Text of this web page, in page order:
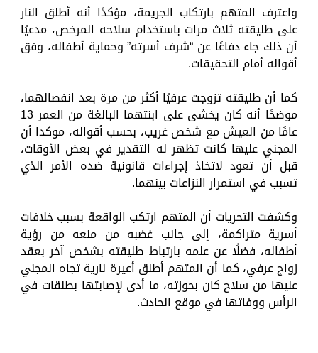
واعترف المتهم بارتكاب الجريمة، مؤكدًا أنه أطلق النار
على طليقته ثلاث مرات باستخدام سلاحه المرخص، مدعيًا
أن ذلك جاء دفاعًا عن “شرف أسرته” وحماية أطفاله، وفق
أقواله أمام التحقيقات.
كما أن طليقته تزوجت عرفيًا أكثر من مرة بعد انفصالهما،
موضحًا أنه كان يخشى على ابنتهما البالغة من العمر 13
عامًا من العيش مع شخص غريب، بحسب أقواله، موكدا أن
المجني عليها كانت تظهر له التقدير في بعض الأوقات،
قبل أن تعود لاتخاذ إجراءات قانونية ضده الأمر الذي
تسبب في استمرار النزاعات بينهما.
وكشفت التحريات أن المتهم ارتكب الواقعة بسبب خلافات
أسرية متراكمة، إلى جانب غضبه من منعه من رؤية
أطفاله، فضلًا عن علمه بارتباط طليقته بشخص آخر بعقد
زواج عرفي، كما أن المتهم أطلق أعيرة نارية تجاه المجني
عليها من سلاح كان بحوزته، ما أدى لإصابتها بطلقات في
الرأس ووفاتها في موقع الحادث.